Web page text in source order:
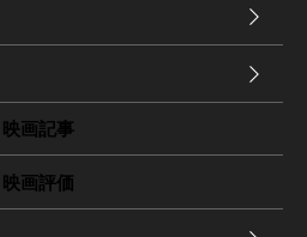
映画記事
映画評価